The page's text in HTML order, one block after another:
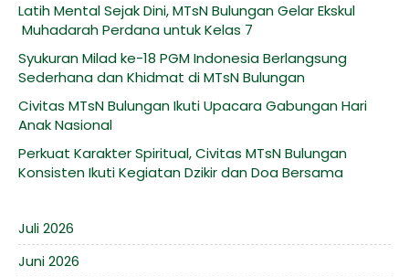
Latih Mental Sejak Dini, MTsN Bulungan Gelar Ekskul
Muhadarah Perdana untuk Kelas 7
Syukuran Milad ke-18 PGM Indonesia Berlangsung
Sederhana dan Khidmat di MTsN Bulungan
Civitas MTsN Bulungan Ikuti Upacara Gabungan Hari
Anak Nasional
Perkuat Karakter Spiritual, Civitas MTsN Bulungan
Konsisten Ikuti Kegiatan Dzikir dan Doa Bersama
Juli 2026
Juni 2026